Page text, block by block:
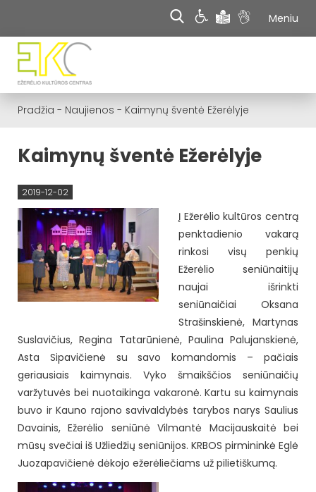
Meniu
Pradžia - Naujienos - Kaimynų šventė Ežerėlyje
Kaimynų šventė Ežerėlyje
2019-12-02
Į Ežerėlio kultūros centrą
penktadienio vakarą
rinkosi visų penkių
Ežerėlio seniūnaitijų
naujai išrinkti
seniūnaičiai Oksana
Strašinskienė, Martynas
Suslavičius, Regina Tatarūnienė, Paulina Palujanskienė,
Asta Sipavičienė su savo komandomis – pačiais
geriausiais kaimynais. Vyko šmaikščios seniūnaičių
varžytuvės bei nuotaikinga vakaronė. Kartu su kaimynais
buvo ir Kauno rajono savivaldybės tarybos narys Saulius
Davainis, Ežerėlio seniūnė Vilmantė Macijauskaitė bei
mūsų svečiai iš Užliedžių seniūnijos. KRBOS pirmininkė Eglė
Juozapavičienė dėkojo ežerėliečiams už pilietiškumą.